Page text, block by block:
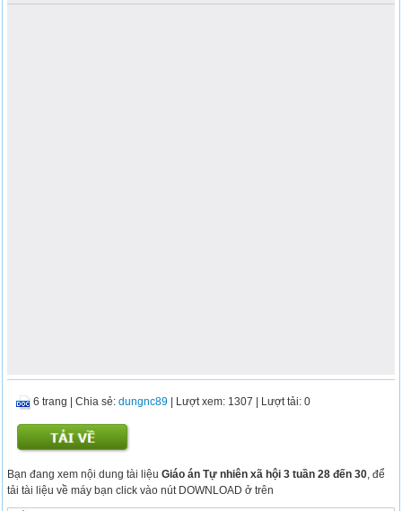
6 trang |Chia sẻ:dungnc89 | Lượt xem: 1307 | Lượt tải: 0
Bạn đang xem nội dung tài liệuGiáo án Tự nhiên xã hội 3 tuần 28 đến 30 , để
tải tài liệu về máy bạn click vào nút DOWNLOAD ở trên